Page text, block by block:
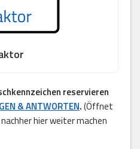
reservieren
& ANTWORTEN.(Öffnet
hier weiter machen